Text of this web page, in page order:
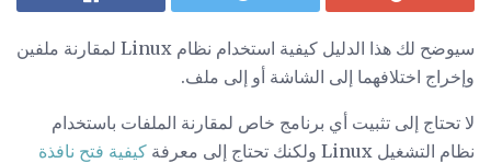
سيوضح لك هذا الدليل كيفية استخدام نظام Linux لمقارنة ملفين
وإخراج اختلافهما إلى الشاشة أو إلى ملف.
لا تحتاج إلى تثبيت أي برنامج خاص لمقارنة الملفات باستخدام
نظام التشغيل Linux ولكنك تحتاج إلى معرفة
كيفية فتح نافذة